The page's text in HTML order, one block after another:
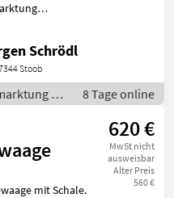
Schrödl
Stoob
/
8 Tage online
620 €
MwSt nicht
ausweisbar
Alter Preis
560 €
mit Schale.